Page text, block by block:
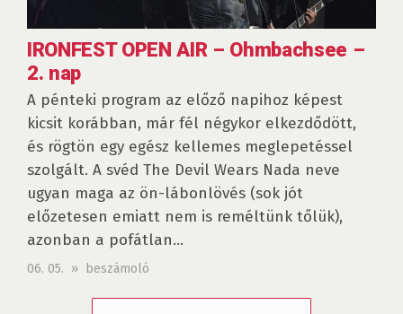
IRONFEST OPEN AIR – Ohmbachsee –
2. nap
A pénteki program az előző napihoz képest
kicsit korábban, már fél négykor elkezdődött,
és rögtön egy egész kellemes meglepetéssel
szolgált. A svéd The Devil Wears Nada neve
ugyan maga az ön-lábonlövés (sok jót
előzetesen emiatt nem is reméltünk tőlük),
azonban a pofátlan...
06. 05. » beszámoló